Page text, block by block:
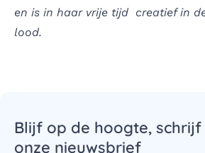
en is in haar vrije tijd creatief in
lood.
Blijf op de hoogte,
onze nieuwsbrief